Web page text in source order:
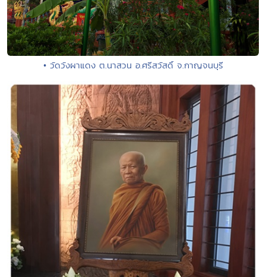
• วัดวังผาแดง ต.นาสวน อ.ศรีสวัสดิ์ จ.กาญจนบุรี